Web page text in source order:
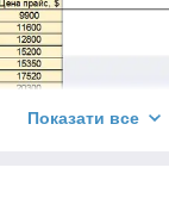
Показати все